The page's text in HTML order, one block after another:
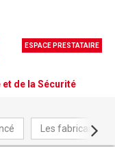
ESPACE PRESTATAIRE
de la Sécurité
Les fabricants